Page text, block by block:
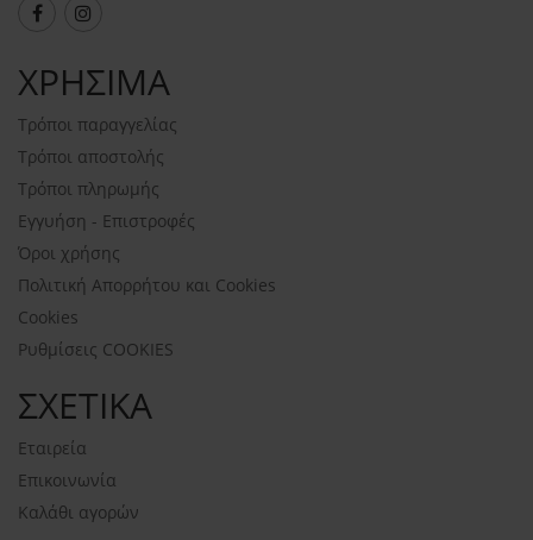
ΧΡΗΣΙΜΑ
Τρόποι παραγγελίας
Τρόποι αποστολής
Τρόποι πληρωμής
Εγγυήση - Επιστροφές
Όροι χρήσης
Πολιτική Απορρήτου και Cookies
Cookies
Ρυθμίσεις COOKIES
ΣΧΕΤΙΚΑ
Εταιρεία
Επικοινωνία
Καλάθι αγορών